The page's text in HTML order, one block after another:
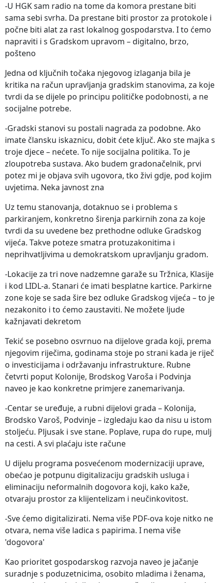
-U HGK sam radio na tome da komora prestane biti
sama sebi svrha. Da prestane biti prostor za protokole i
počne biti alat za rast lokalnog gospodarstva. I to ćemo
napraviti i s Gradskom upravom – digitalno, brzo,
pošteno
Jedna od ključnih točaka njegovog izlaganja bila je
kritika na račun upravljanja gradskim stanovima, za koje
tvrdi da se dijele po principu političke podobnosti, a ne
socijalne potrebe.
-Gradski stanovi su postali nagrada za podobne. Ako
imate člansku iskaznicu, dobit ćete ključ. Ako ste majka s
troje djece – nećete. To nije socijalna politika. To je
zloupotreba sustava. Ako budem gradonačelnik, prvi
potez mi je objava svih ugovora, tko živi gdje, pod kojim
uvjetima. Neka javnost zna
Uz temu stanovanja, dotaknuo se i problema s
parkiranjem, konkretno širenja parkirnih zona za koje
tvrdi da su uvedene bez prethodne odluke Gradskog
vijeća. Takve poteze smatra protuzakonitima i
neprihvatljivima u demokratskom upravljanju gradom.
-Lokacije za tri nove nadzemne garaže su Tržnica, Klasije
i kod LIDL-a. Stanari će imati besplatne kartice. Parkirne
zone koje se sada šire bez odluke Gradskog vijeća – to je
nezakonito i to ćemo zaustaviti. Ne možete ljude
kažnjavati dekretom
Tekić se posebno osvrnuo na dijelove grada koji, prema
njegovim riječima, godinama stoje po strani kada je riječ
o investicijama i održavanju infrastrukture. Rubne
četvrti poput Kolonije, Brodskog Varoša i Podvinja
naveo je kao konkretne primjere zanemarivanja.
-Centar se uređuje, a rubni dijelovi grada – Kolonija,
Brodsko Varoš, Podvinje – izgledaju kao da nisu u istom
stoljeću. Pljusak i sve stane. Poplave, rupa do rupe, mulj
na cesti. A svi plaćaju iste račune
U dijelu programa posvećenom modernizaciji uprave,
obećao je potpunu digitalizaciju gradskih usluga i
eliminaciju neformalnih dogovora koji, kako kaže,
otvaraju prostor za klijentelizam i neučinkovitost.
-Sve ćemo digitalizirati. Nema više PDF-ova koje nitko ne
otvara, nema više ladica s papirima. I nema više
'dogovora'
Kao prioritet gospodarskog razvoja naveo je jačanje
suradnje s poduzetnicima, osobito mladima i ženama,